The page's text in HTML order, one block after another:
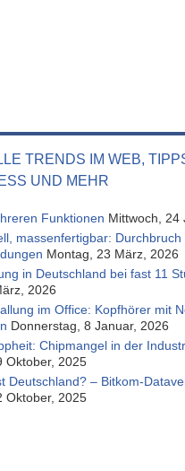
TRENDS IM WEB,
UND MEHR
Funktionen Mittwoch, 24
massenfertigbar:
Montag, 23 März, 2026
in Deutschland bei fast 11
2026
im Office: Kopfhörer mit
Donnerstag, 8 Januar, 2026
Chipmangel in der
Oktober, 2025
Deutschland? – Bitkom-
Oktober, 2025